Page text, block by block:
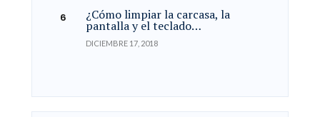
¿Cómo limpiar la carcasa, la
pantalla y el teclado…
DICIEMBRE 17, 2018